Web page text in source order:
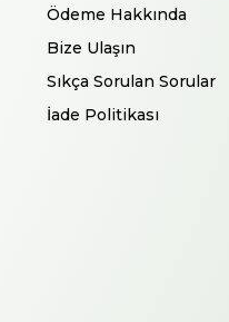
Ödeme Hakkında
Bize Ulaşın
Sıkça Sorulan Sorular
İade Politikası